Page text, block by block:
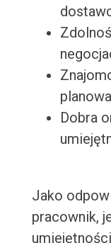
Dobra
Jako
pracownik,